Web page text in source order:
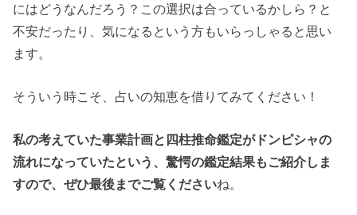
にはどうなんだろう？この選択は合っているかしら？と
不安だったり、気になるという方もいらっしゃると思い
ます。
そういう時こそ、占いの知恵を借りてみてください！
私の考えていた事業計画と四柱推命鑑定がドンピシャの
流れになっていたという、驚愕の鑑定結果もご紹介しま
すので、ぜひ最後までご覧くださいね。